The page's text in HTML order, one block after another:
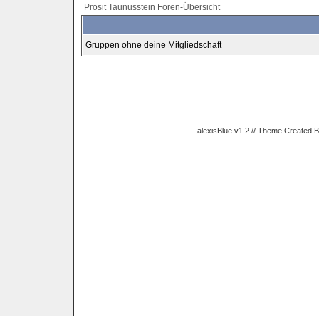
Prosit Taunusstein Foren-Übersicht
Gruppen ohne deine Mitgliedschaft
alexisBlue v1.2 // Theme Created